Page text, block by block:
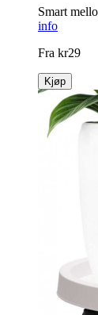
Smart
info
Fra kr29
Kjøp